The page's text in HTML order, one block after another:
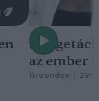
A
az ember
Greendex